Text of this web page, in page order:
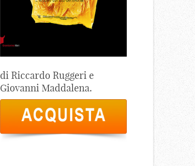
di Riccardo Ruggeri e
Giovanni Maddalena.